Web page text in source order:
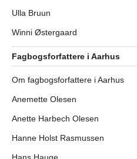
Ulla Bruun
Winni Østergaard
Fagbogsforfattere i Aarhus
Om fagbogsforfattere i Aarhus
Anemette Olesen
Anette Harbech Olesen
Hanne Holst Rasmussen